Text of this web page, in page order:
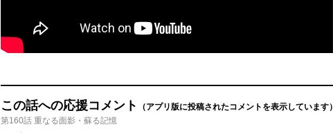
この話への応援コメント
（アプリ版に投稿されたコメントを表示しています）
第160話 重なる面影・蘇る記憶